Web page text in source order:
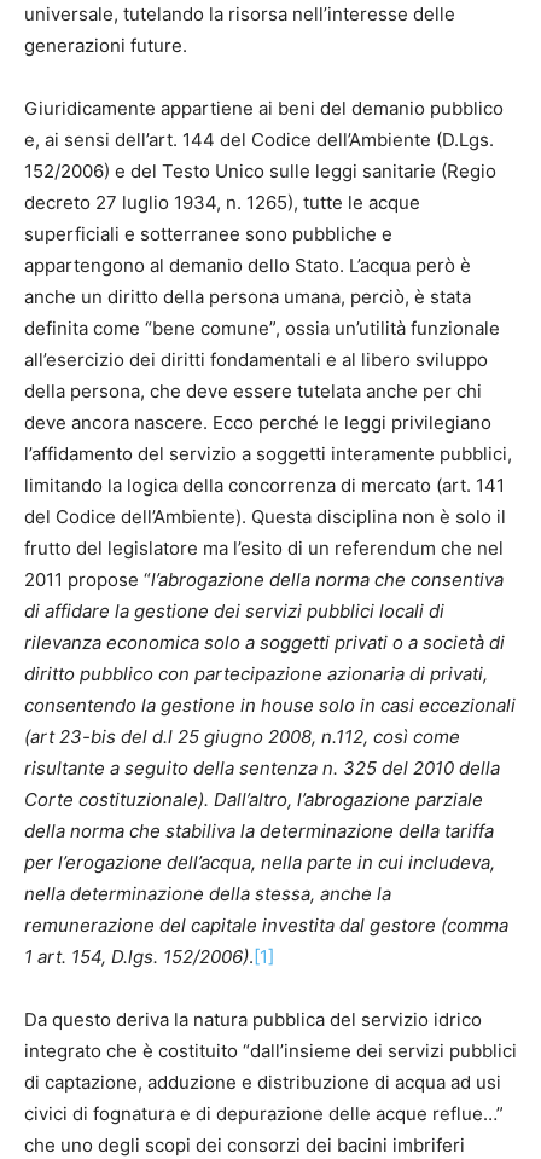
universale, tutelando la risorsa nell’interesse delle
generazioni future.
Giuridicamente appartiene ai beni del demanio pubblico
e, ai sensi dell’art. 144 del Codice dell’Ambiente (D.Lgs.
152/2006) e del Testo Unico sulle leggi sanitarie (Regio
decreto 27 luglio 1934, n. 1265), tutte le acque
superficiali e sotterranee sono pubbliche e
appartengono al demanio dello Stato. L’acqua però è
anche un diritto della persona umana, perciò, è stata
definita come “bene comune”, ossia un’utilità funzionale
all’esercizio dei diritti fondamentali e al libero sviluppo
della persona, che deve essere tutelata anche per chi
deve ancora nascere. Ecco perché le leggi privilegiano
l’affidamento del servizio a soggetti interamente pubblici,
limitando la logica della concorrenza di mercato (art. 141
del Codice dell’Ambiente). Questa disciplina non è solo il
frutto del legislatore ma l’esito di un referendum che nel
2011 propose “l’abrogazione della norma che consentiva
di affidare la gestione dei servizi pubblici locali di
rilevanza economica solo a soggetti privati o a società di
diritto pubblico con partecipazione azionaria di privati,
consentendo la gestione in house solo in casi eccezionali
(art 23-bis del d.l 25 giugno 2008, n.112, così come
risultante a seguito della sentenza n. 325 del 2010 della
Corte costituzionale). Dall’altro, l’abrogazione parziale
della norma che stabiliva la determinazione della tariffa
per l’erogazione dell’acqua, nella parte in cui includeva,
nella determinazione della stessa, anche la
remunerazione del capitale investita dal gestore (comma
1 art. 154, D.lgs. 152/2006). [1]
Da questo deriva la natura pubblica del servizio idrico
integrato che è costituito “dall’insieme dei servizi pubblici
di captazione, adduzione e distribuzione di acqua ad usi
civici di fognatura e di depurazione delle acque reflue…”
che uno degli scopi dei consorzi dei bacini imbriferi